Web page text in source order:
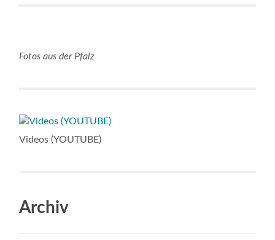
Fotos aus der Pfalz
Videos (YOUTUBE)
Archiv